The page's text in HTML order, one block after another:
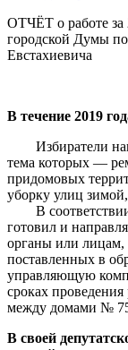
ОТЧЁТ о работе за
городской Думы
Евстахиевича
В течение 2019
Избиратели
тема которых —
придомовых
уборку улиц
В соответствии
готовил и
органы или лицам,
поставленных в
управляющую
сроках
между домами №
В своей